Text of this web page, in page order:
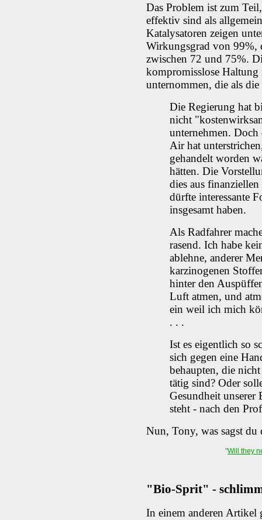
Das Problem ist zum
effektiv sind als
Katalysatoren zeigen
Wirkungsgrad von 99%,
zwischen 72 und 75%.
kompromisslose
unternommen, die als
Die Regierung hat
nicht
unternehmen.
Air hat
gehandelt worden
hätten. Die
dies aus
dürfte interessante
insgesamt haben.
Als Radfahrer
rasend. Ich habe
ablehne, anderer
karzinogenen
hinter den
Luft atmen, und
ein weil ich mich
. . .
Ist es eigentlich so
sich gegen eine
behaupten, die
tätig sind? Oder
Gesundheit unserer
steht - nach den
Nun, Tony, was sagst du
"Will they
"Bio-Sprit" -
In einem anderen Artikel